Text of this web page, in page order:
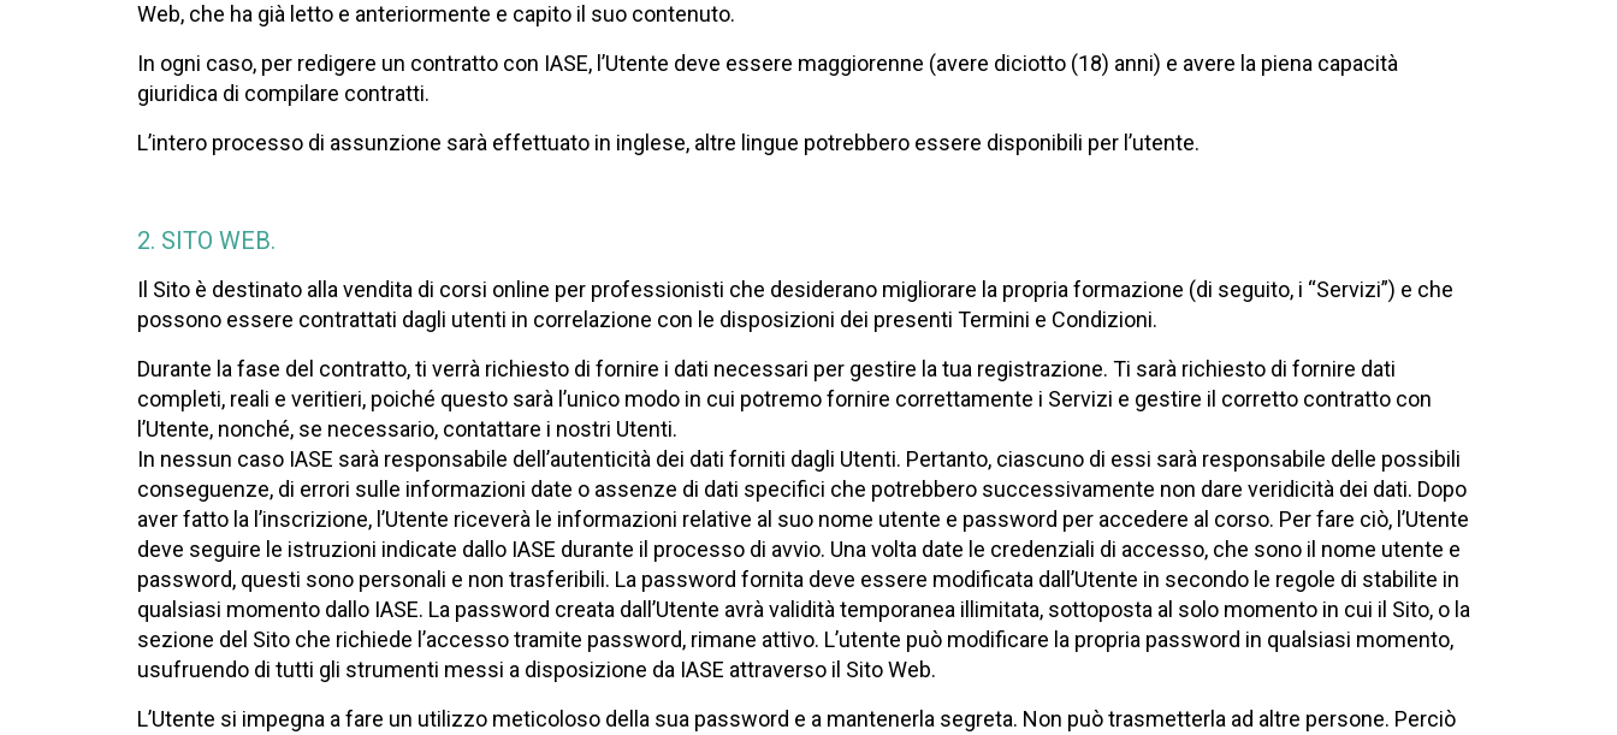
Web, che ha già letto e anteriormente e capito il suo contenuto.
In ogni caso, per redigere un contratto con IASE, l’Utente deve essere maggiorenne (avere diciotto (18) anni) e avere la piena capacità
giuridica di compilare contratti.
L’intero processo di assunzione sarà effettuato in inglese, altre lingue potrebbero essere disponibili per l’utente.
2. SITO WEB.
Il Sito è destinato alla vendita di corsi online per professionisti che desiderano migliorare la propria formazione (di seguito, i “Servizi”) e che
possono essere contrattati dagli utenti in correlazione con le disposizioni dei presenti Termini e Condizioni.
Durante la fase del contratto, ti verrà richiesto di fornire i dati necessari per gestire la tua registrazione. Ti sarà richiesto di fornire dati
completi, reali e veritieri, poiché questo sarà l’unico modo in cui potremo fornire correttamente i Servizi e gestire il corretto contratto con
l’Utente, nonché, se necessario, contattare i nostri Utenti.
In nessun caso IASE sarà responsabile dell’autenticità dei dati forniti dagli Utenti. Pertanto, ciascuno di essi sarà responsabile delle possibili
conseguenze, di errori sulle informazioni date o assenze di dati specifici che potrebbero successivamente non dare veridicità dei dati. Dopo
aver fatto la l’inscrizione, l’Utente riceverà le informazioni relative al suo nome utente e password per accedere al corso. Per fare ciò, l’Utente
deve seguire le istruzioni indicate dallo IASE durante il processo di avvio. Una volta date le credenziali di accesso, che sono il nome utente e
password, questi sono personali e non trasferibili. La password fornita deve essere modificata dall’Utente in secondo le regole di stabilite in
qualsiasi momento dallo IASE. La password creata dall’Utente avrà validità temporanea illimitata, sottoposta al solo momento in cui il Sito, o la
sezione del Sito che richiede l’accesso tramite password, rimane attivo. L’utente può modificare la propria password in qualsiasi momento,
usufruendo di tutti gli strumenti messi a disposizione da IASE attraverso il Sito Web.
L’Utente si impegna a fare un utilizzo meticoloso della sua password e a mantenerla segreta. Non può trasmetterla ad altre persone. Perciò